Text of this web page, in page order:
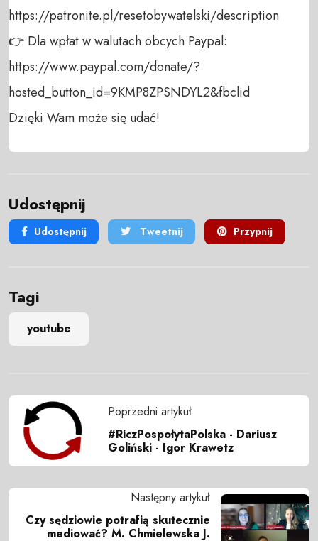
https://patronite.pl/resetobywatelski/description
👉 Dla wpłat w walutach obcych Paypal:
https://www.paypal.com/donate/?
hosted_button_id=9KMP8ZPSNDYL2&fbclid
Dzięki Wam może się udać!
Udostępnij
Udostępnij Tweetnij Przypnij
Tagi
youtube
Poprzedni artykuł
#RiczPospołytaPolska - Dariusz
Goliński - Igor Krawetz
Następny artykuł
Czy sędziowie potrafią skutecznie
mediować? M. Chmielewska J.